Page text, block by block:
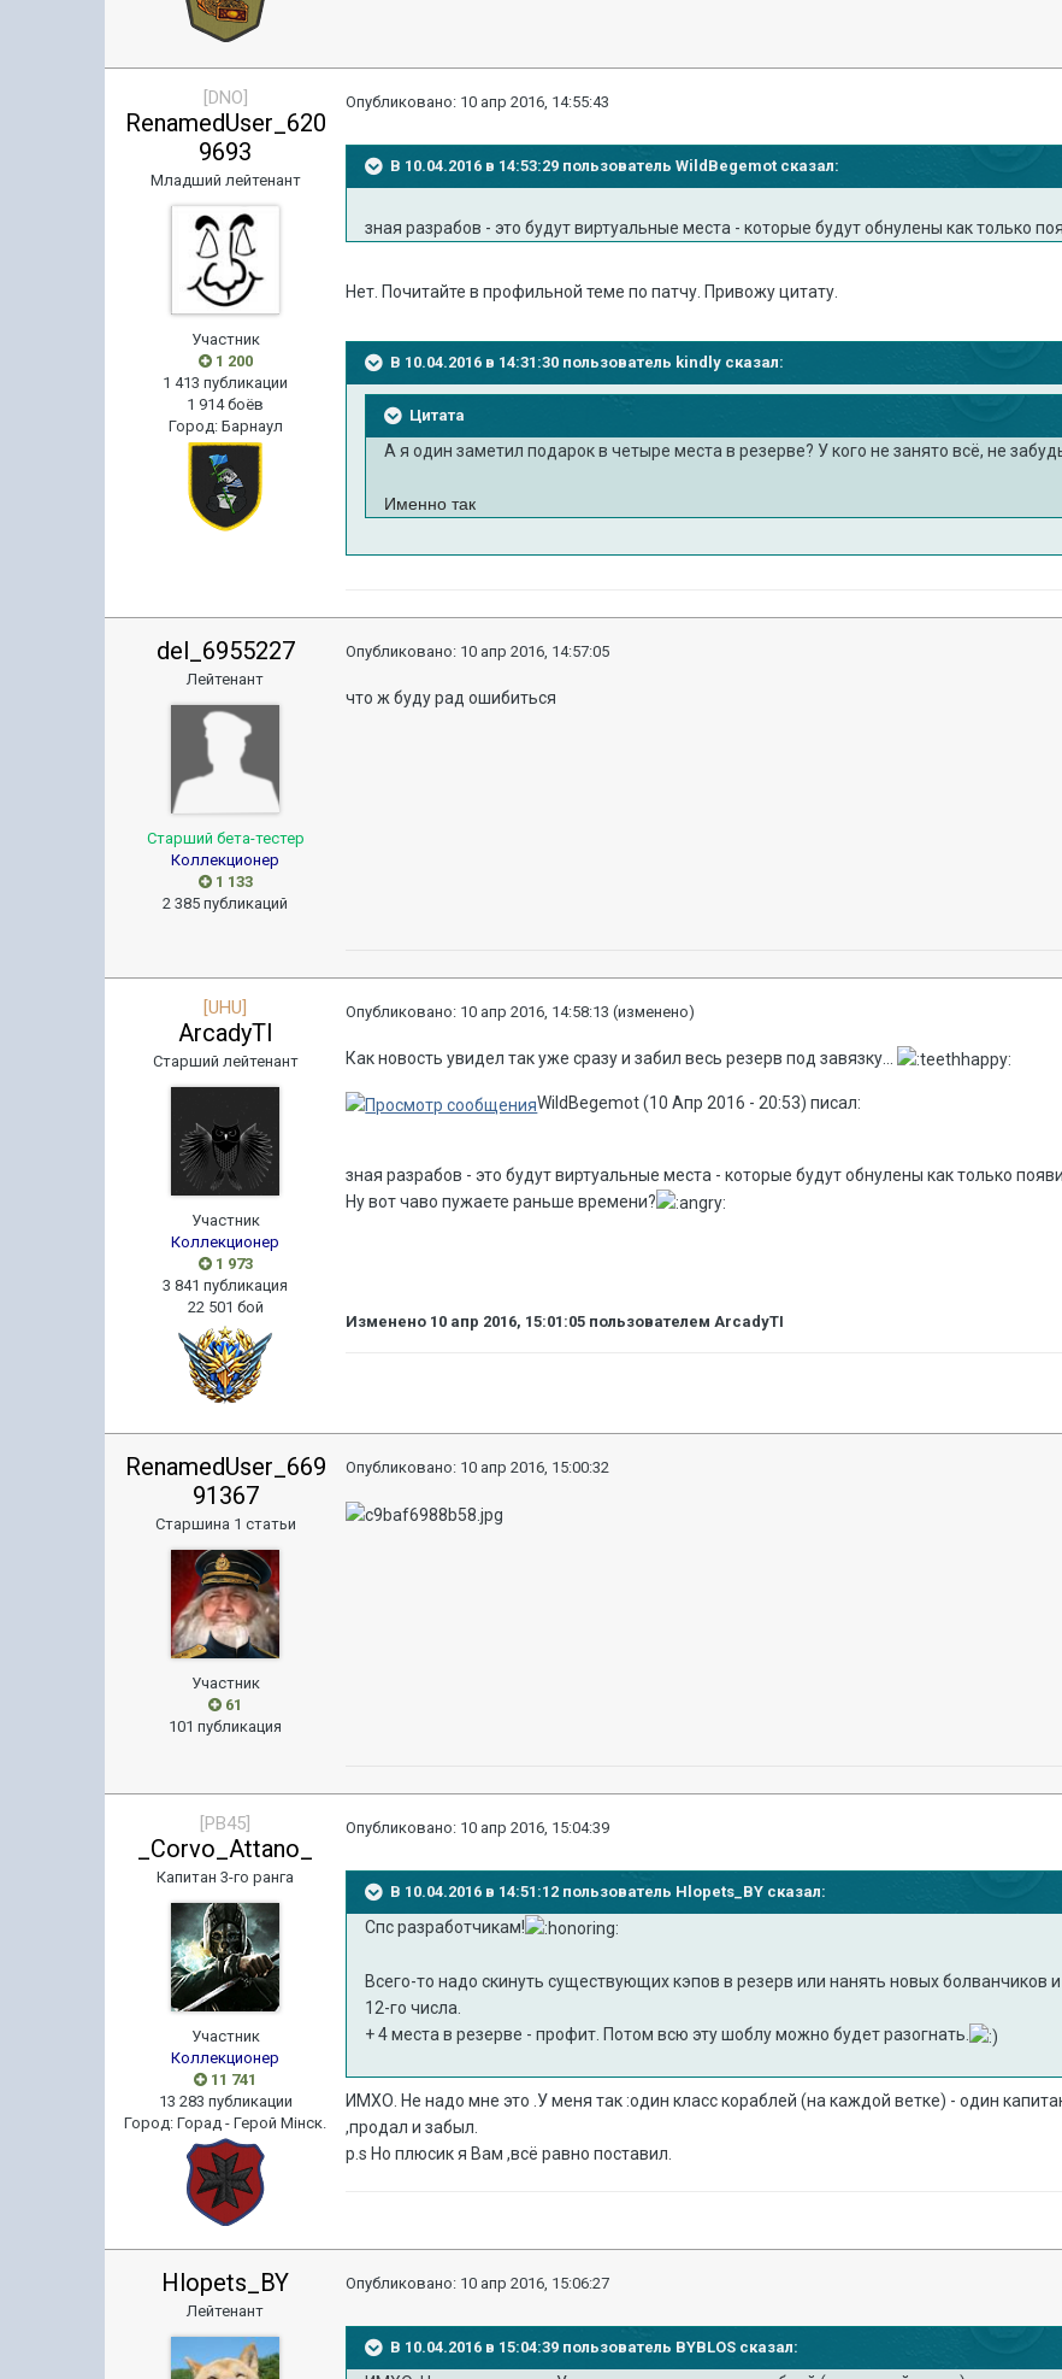
[DNO]
RenamedUser_620
9693
Младший лейтенант
Участник
1 200
1 413 публикации
1 914 боёв
Город: Барнаул
Опубликовано: 10 апр 2016, 14:55:43
В 10.04.2016 в 14:53:29 пользователь WildBegemot сказал:
зная разрабов - это будут виртуальные места - которые будут обнулены как только
Нет. Почитайте в профильной теме по патчу. Привожу цитату.
В 10.04.2016 в 14:31:30 пользователь kindly сказал:
Цитата
А я один заметил подарок в четыре места в резерве? У кого не занято всё, не
Именно так
del_6955227
Лейтенант
Старший бета-тестер
Коллекционер
1 133
2 385 публикаций
Опубликовано: 10 апр 2016, 14:57:05
что ж буду рад ошибиться
[UHU]
ArcadyTI
Старший лейтенант
Участник
Коллекционер
1 973
3 841 публикация
22 501 бой
Опубликовано: 10 апр 2016, 14:58:13 (изменено)
Как новость увидел так уже сразу и забил весь резерв под завязку...
WildBegemot (10 Апр 2016 - 20:53) писал:
зная разрабов - это будут виртуальные места - которые будут обнулены как только
Ну вот чаво пужаете раньше времени?
Изменено 10 апр 2016, 15:01:05 пользователем ArcadyTI
RenamedUser_669
91367
Старшина 1 статьи
Участник
61
101 публикация
Опубликовано: 10 апр 2016, 15:00:32
[PB45]
_Corvo_Attano_
Капитан 3-го ранга
Участник
Коллекционер
11 741
13 283 публикации
Город:Горад - Герой Мiнск.
Опубликовано: 10 апр 2016, 15:04:39
В 10.04.2016 в 14:51:12 пользователь Hlopets_BY сказал:
Спс разработчикам!
Всего-то надо скинуть существующих кэпов в резерв или нанять новых болванчиков
12-го числа.
+ 4 места в резерве - профит. Потом всю эту шоблу можно будет разогнать.
ИМХО. Не надо мне это .У меня так :один класс кораблей (на каждой ветке) - один
,продал и забыл.
p.s Но плюсик я Вам ,всё равно поставил.
Hlopets_BY
Лейтенант
Опубликовано: 10 апр 2016, 15:06:27
В 10.04.2016 в 15:04:39 пользователь BYBLOS сказал: